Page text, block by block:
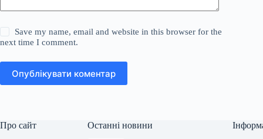
Save my name, email and website in this browser for the
next time I comment.
Опублікувати коментар
Про сайт Останні новини